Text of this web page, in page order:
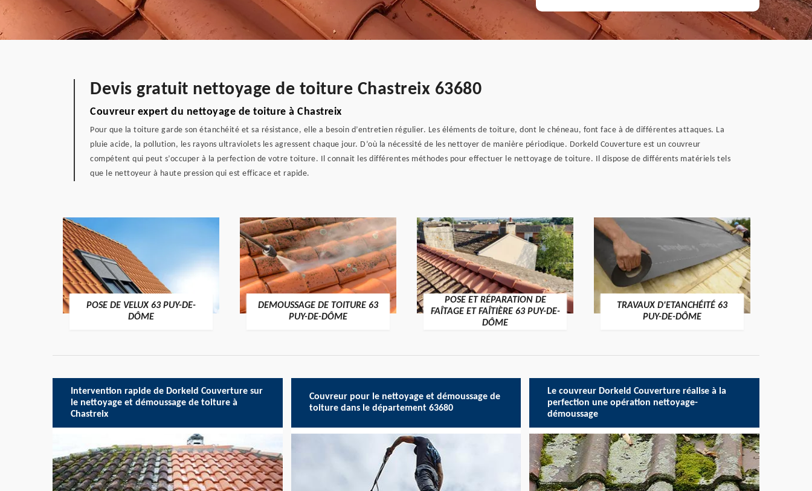
Devis gratuit nettoyage de toiture Chastreix 63680
Couvreur expert du nettoyage de toiture à Chastreix
Pour que la toiture garde son étanchéité et sa résistance, elle a besoin d’entretien régulier. Les éléments de toiture, dont le chéneau, font face à de différentes attaques. La
pluie acide, la pollution, les rayons ultraviolets les agressent chaque jour. D’où la nécessité de les nettoyer de manière périodique. Dorkeld Couverture est un couvreur
compétent qui peut s’occuper à la perfection de votre toiture. Il connait les différentes méthodes pour effectuer le nettoyage de toiture. Il dispose de différents matériels tels
que le nettoyeur à haute pression qui est efficace et rapide.
POSE DE VELUX 63 PUY-DE-
DÔME
DEMOUSSAGE DE TOITURE 63
PUY-DE-DÔME
POSE ET RÉPARATION DE
FAÎTAGE ET FAÎTIÈRE 63 PUY-DE-
DÔME
TRAVAUX D'ETANCHÉITÉ 63
PUY-DE-DÔME
Intervention rapide de Dorkeld Couverture sur
le nettoyage et démoussage de toiture à
Chastreix
Couvreur pour le nettoyage et démoussage de
toiture dans le département 63680
Le couvreur Dorkeld Couverture réalise à la
perfection une opération nettoyage-
démoussage